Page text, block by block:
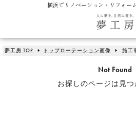
横浜でリノベーション・リフォー
夢工房 TOP トップローテーション画像 施工
Not Found
お探しのページは見